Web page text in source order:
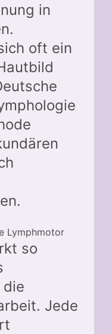
in
oft ein
Lymphmotor
so
die
Jede